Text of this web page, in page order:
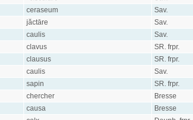
ceraseum Sav.
jăctāre Sav.
caulis Sav.
clavus SR. frpr.
clausus SR. frpr.
caulis Sav.
sapin SR. frpr.
chercher Bresse
causa Bresse